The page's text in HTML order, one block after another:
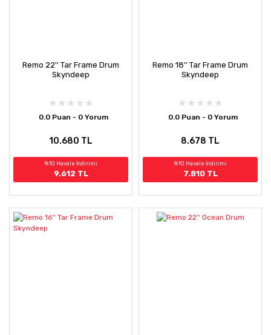
Remo 22'' Tar Frame Drum
Skyndeep
0.0 Puan - 0 Yorum
10.680 TL
%10 Havale İndirimi
9.612 TL
Remo 18'' Tar Frame Drum
Skyndeep
0.0 Puan - 0 Yorum
8.678 TL
%10 Havale İndirimi
7.810 TL